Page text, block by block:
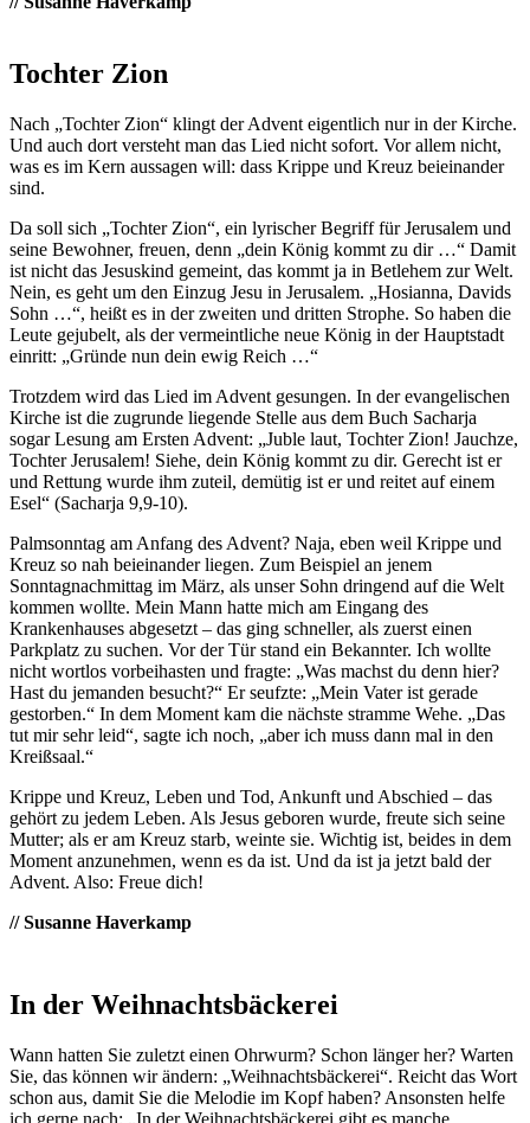
Tochter Zion
Nach „Tochter Zion“ klingt der Advent eigentlich nur in der Kirche.
Und auch dort versteht man das Lied nicht sofort. Vor allem nicht,
was es im Kern aussagen will: dass Krippe und Kreuz beieinander
sind.
Da soll sich „Tochter Zion“, ein lyrischer Begriff für Jerusalem und
seine Bewohner, freuen, denn „dein König kommt zu dir …“ Damit
ist nicht das Jesuskind gemeint, das kommt ja in Betlehem zur Welt.
Nein, es geht um den Einzug Jesu in Jerusalem. „Hosianna, Davids
Sohn …“, heißt es in der zweiten und dritten Strophe. So haben die
Leute gejubelt, als der vermeintliche neue König in der Hauptstadt
einritt: „Gründe nun dein ewig Reich …“
Trotzdem wird das Lied im Advent gesungen. In der evangelischen
Kirche ist die zugrunde liegende Stelle aus dem Buch Sacharja
sogar Lesung am Ersten Advent: „Juble laut, Tochter Zion! Jauchze,
Tochter Jerusalem! Siehe, dein König kommt zu dir. Gerecht ist er
und Rettung wurde ihm zuteil, demütig ist er und reitet auf einem
Esel“ (Sacharja 9,9-10).
Palmsonntag am Anfang des Advent? Naja, eben weil Krippe und
Kreuz so nah beieinander liegen. Zum Beispiel an jenem
Sonntagnachmittag im März, als unser Sohn dringend auf die Welt
kommen wollte. Mein Mann hatte mich am Eingang des
Krankenhauses abgesetzt – das ging schneller, als zuerst einen
Parkplatz zu suchen. Vor der Tür stand ein Bekannter. Ich wollte
nicht wortlos vorbeihasten und fragte: „Was machst du denn hier?
Hast du jemanden besucht?“ Er seufzte: „Mein Vater ist gerade
gestorben.“ In dem Moment kam die nächste stramme Wehe. „Das
tut mir sehr leid“, sagte ich noch, „aber ich muss dann mal in den
Kreißsaal.“
Krippe und Kreuz, Leben und Tod, Ankunft und Abschied – das
gehört zu jedem Leben. Als Jesus geboren wurde, freute sich seine
Mutter; als er am Kreuz starb, weinte sie. Wichtig ist, beides in dem
Moment anzunehmen, wenn es da ist. Und da ist ja jetzt bald der
Advent. Also: Freue dich!
// Susanne Haverkamp
In der Weihnachtsbäckerei
Wann hatten Sie zuletzt einen Ohrwurm? Schon länger her? Warten
Sie, das können wir ändern: „Weihnachtsbäckerei“. Reicht das Wort
schon aus, damit Sie die Melodie im Kopf haben? Ansonsten helfe
ich gerne nach: „In der Weihnachtsbäckerei gibt es manche